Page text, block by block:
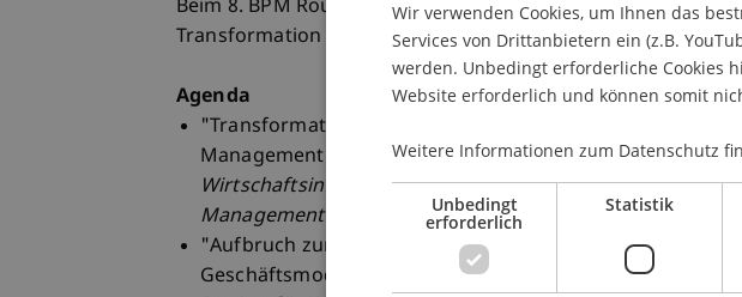
Beim 8. BPM Round Table an der Universität Liechtenstein
Transformation im Mittelpunkt.
Agenda
"Transformation und Innovation. Veränderungen
Management",
Professor Jan vom Brocke, Leiter des
Wirtschaftsinformatik und Inhaber des Hilti Lehrstuhls für
Management
"Aufbruch zur Transformation: Fallbeispiele für
Geschäftsmodellen",
Alexander Schmid, Research
Wir verwenden Cookies, um Ihnen das
Services von Drittanbietern ein (z.B.
werden. Unbedingt erforderliche Cookies
Website erforderlich und können somit
Weitere Informationen zum Datenschutz
Unbedingt
erforderlich
Statistik